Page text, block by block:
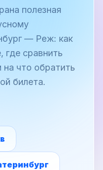
полезная
— Реж: как
где сравнить
что обратить
билета.